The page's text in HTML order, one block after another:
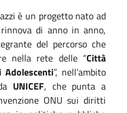
è un progetto nato ad
di anno in anno,
del percorso che
nella rete delle “Città
Adolescenti”, nell’ambito
UNICEF, che punta a
ONU sui diritti